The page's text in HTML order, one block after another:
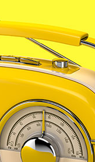
contracte de
passat 1 de gener
l’11 de juny,
signat el
ho podran fer fins
poden demanar
PLF, són titulars
cal estar al
i han de justificar